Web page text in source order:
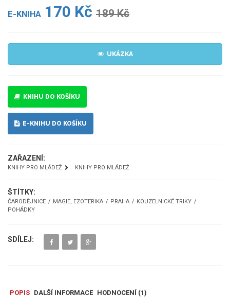
E-KNIHA 170 Kč 189 Kč
UKÁZKA
KNIHU DO KOŠÍKU
E-KNIHU DO KOŠÍKU
ZAŘAZENÍ:
KNIHY PRO MLÁDEŽ KNIHY PRO MLÁDEŽ
ŠTÍTKY:
ČARODĚJNICE MAGIE, EZOTERIKA PRAHA
KOUZELNICKÉ TRIKY
POHÁDKY
SDÍLEJ:
POPIS DALŠÍ INFORMACE HODNOCENÍ (1)